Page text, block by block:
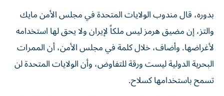
بدوره، قال مندوب الولايات المتحدة في مجلس الأمن مايك
والتز، إن مضيق هرمز ليس ملكاً لإيران ولا يحق لها استخدامه
لأغراضها. وأضاف، خلال كلمة في مجلس الأمن، أن الممرات
البحرية الدولية ليست ورقة للتفاوض، وأن الولايات المتحدة لن
تسمح باستخدامها كسلاح.